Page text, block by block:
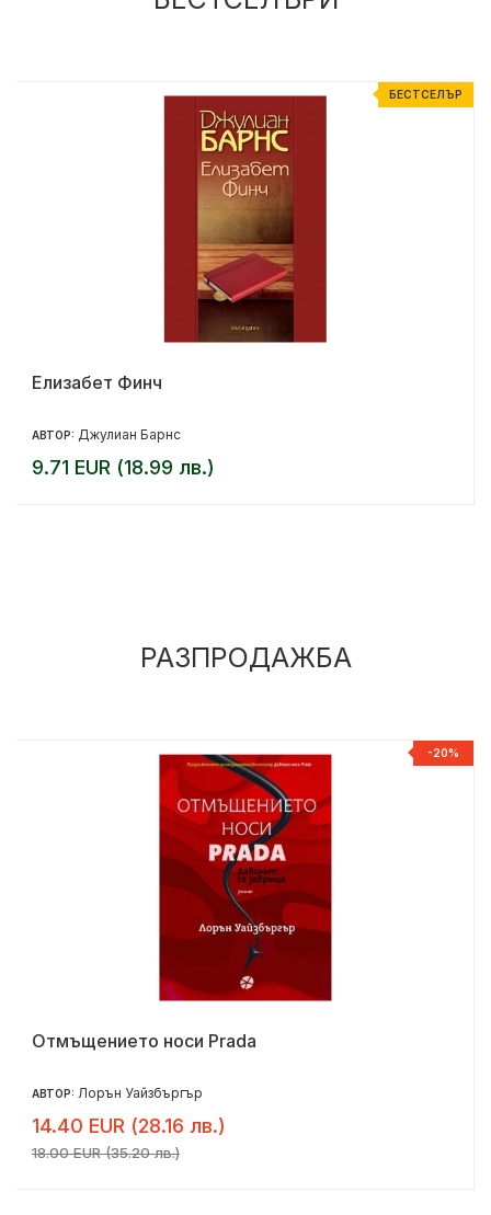
БЕСТСЕЛЪР
Елизабет Финч
АВТОР: Джулиан Барнс
9.71 EUR (18.99 лв.)
РАЗПРОДАЖБА
-20%
Отмъщението носи Prada
АВТОР: Лорън Уайзбъргър
14.40 EUR (28.16 лв.)
18.00 EUR (35.20 лв.)